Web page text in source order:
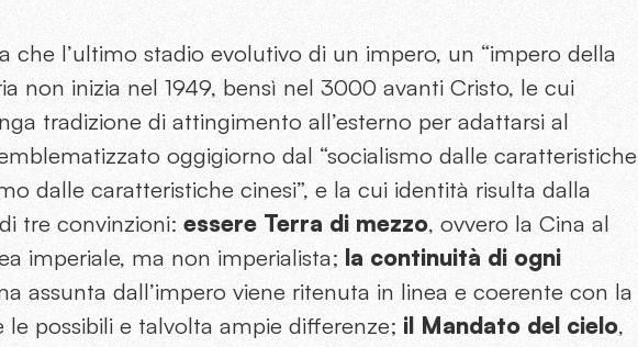
che l’ultimo stadio evolutivo di un impero, un “impero della
non inizia nel 1949, bensì nel 3000 avanti Cristo, le cui
tradizione di attingimento all’esterno per adattarsi al
oggigiorno dal “socialismo dalle caratteristiche
dalle caratteristiche cinesi”, e la cui identità risulta dalla
tre convinzioni: essere Terra di mezzo, ovvero la Cina al
imperiale, ma non imperialista; la continuità di ogni
assunta dall’impero viene ritenuta in linea e coerente con la
possibili e talvolta ampie differenze; il Mandato del cielo,